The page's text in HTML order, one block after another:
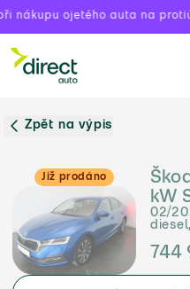
nákupu ojetého auta na
Zpět na výpis
Již prodáno
kW
02/
744